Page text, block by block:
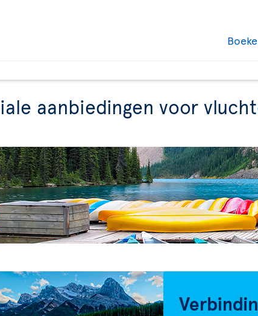
aanbiedingen voor